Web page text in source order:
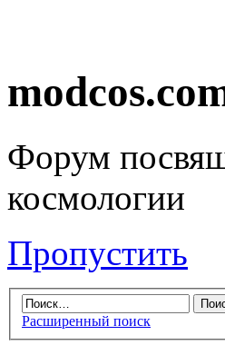
Форум
космологии
Пропустить
Расширенный поиск